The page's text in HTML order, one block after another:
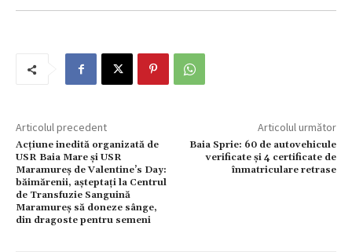
Articolul precedent
Acțiune inedită organizată de
USR Baia Mare și USR
Maramureș de Valentine’s Day:
băimărenii, așteptați la Centrul
de Transfuzie Sanguină
Maramureș să doneze sânge,
din dragoste pentru semeni
Articolul următor
Baia Sprie: 60 de autovehicule
verificate și 4 certificate de
înmatriculare retrase